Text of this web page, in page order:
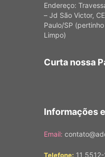
Endereço:
– Jd São Victor,
Paulo/SP
Limpo)
Curta nossa
Informações
Email:
Telefone: 11 5512-